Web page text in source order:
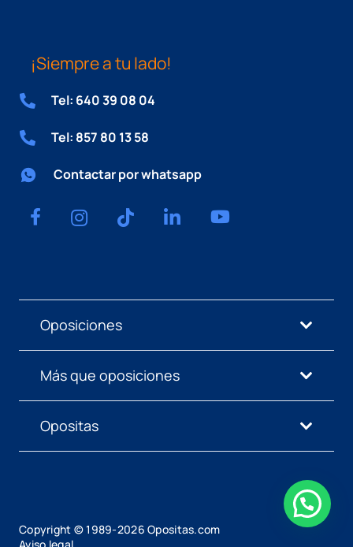
¡Siempre a tu lado!
Tel: 640 39 08 04
Tel: 857 80 13 58
Contactar por whatsapp
Oposiciones
Más que oposiciones
Opositas
Copyright © 1989-2026 Opositas.com